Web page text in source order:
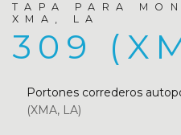
TAPA PARA
XMA, LA
309
Portones correderos
(XMA, LA)